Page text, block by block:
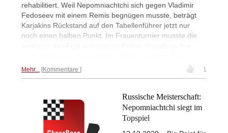
rehabilitiert. Weil Nepomniachtchi sich gegen Vladimir
Fedoseev mit einem Remis begnügen musste, beträgt
Karjakins Rückstand auf den Tabellenführer jetzt nur
noch einen halben Punkt. Im Frauenturnier musste die
Mehr... Kommentare 1
Russische Meisterschaft:
Nepomniachtchi siegt im
Topspiel